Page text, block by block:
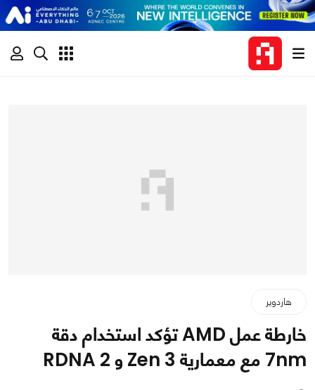
هاردوير
خارطة عمل AMD تؤكد استخدام دقة
7nm مع معمارية Zen 3 و RDNA 2